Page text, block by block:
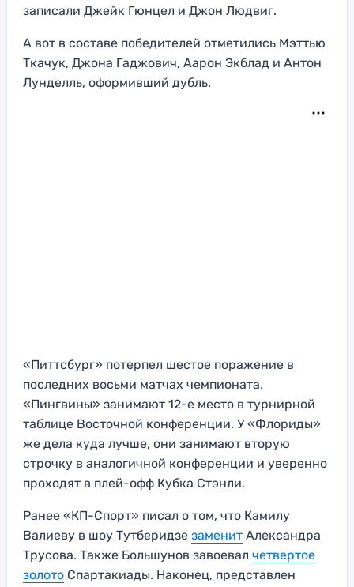
записали Джейк Гюнцел и Джон Людвиг.
А вот в составе победителей отметились Мэттью
Ткачук, Джона Гаджович, Аарон Экблад и Антон
Лунделль, оформивший дубль.
«Питтсбург» потерпел шестое поражение в
последних восьми матчах чемпионата.
«Пингвины» занимают 12-е место в турнирной
таблице Восточной конференции. У «Флориды»
же дела куда лучше, они занимают вторую
строчку в аналогичной конференции и уверенно
проходят в плей-офф Кубка Стэнли.
Ранее «КП-Спорт» писал о том, что Камилу
Валиеву в шоу Тутберидзе заменит Александра
Трусова. Также Большунов завоевал четвертое
золото Спартакиады. Наконец, представлен